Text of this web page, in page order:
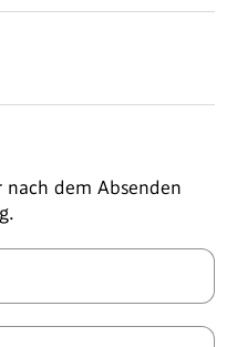
dem Absenden